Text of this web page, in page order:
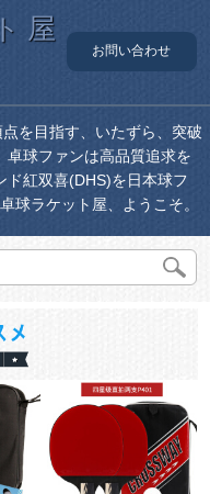
屋
お問い合わせ
を目指す、いたずら、突破
卓球ファンは高品質追求を
ド紅双喜(DHS)を日本球フ
球ラケット屋、ようこそ。